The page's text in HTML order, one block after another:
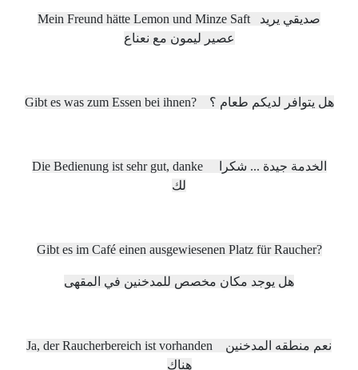
Mein Freund hätte Lemon und Minze Saft صديقي يريد
عصير ليمون مع نعناع
Gibt es was zum Essen bei ihnen? هل يتوافر لديكم طعام ؟
Die Bedienung ist sehr gut, danke الخدمة جيدة ... شكرا
لك
Gibt es im Café einen ausgewiesenen Platz für Raucher?
هل يوجد مكان مخصص للمدخنين في المقهى
Ja, der Raucherbereich ist vorhanden نعم منطقه المدخنين
هناك